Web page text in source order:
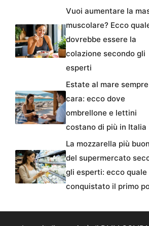
Vuoi aumentare la
muscolare? Ecco
dovrebbe essere la
colazione secondo gli
esperti
Estate al mare
cara: ecco dove
ombrellone e lettini
costano di più in Italia
La mozzarella più
del supermercato
gli esperti: ecco quale
conquistato il primo